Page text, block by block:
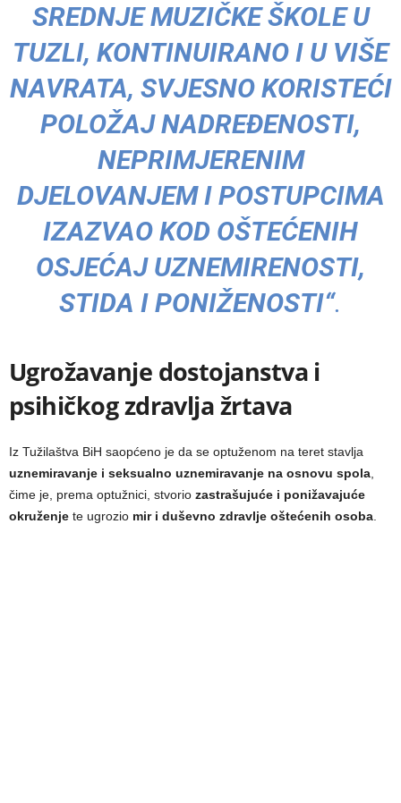
SREDNJE MUZIČKE ŠKOLE U
TUZLI, KONTINUIRANO I U VIŠE
NAVRATA, SVJESNO KORISTEĆI
POLOŽAJ NADREĐENOSTI,
NEPRIMJERENIM
DJELOVANJEM I POSTUPCIMA
IZAZVAO KOD OŠTEĆENIH
OSJEĆAJ UZNEMIRENOSTI,
STIDA I PONIŽENOSTI“.
Ugrožavanje dostojanstva i
psihičkog zdravlja žrtava
Iz Tužilaštva BiH saopćeno je da se optuženom na teret stavlja
uznemiravanje i seksualno uznemiravanje na osnovu spola,
čime je, prema optužnici, stvorio zastrašujuće i ponižavajuće
okruženje te ugrozio mir i duševno zdravlje oštećenih osoba.